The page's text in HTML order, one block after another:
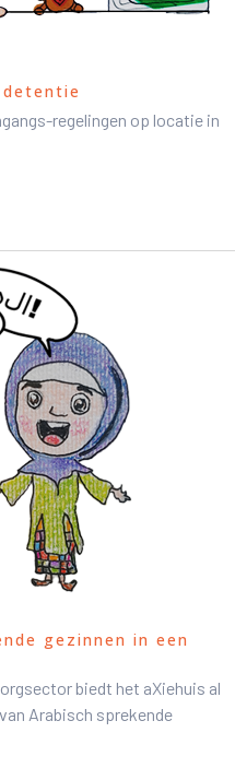
regelingen op locatie in
gezinnen in een
biedt het aXiehuis al
Arabisch sprekende